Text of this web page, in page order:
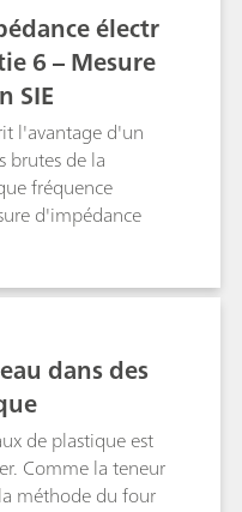
les données.
sont dotés
aux données.
la façon
de NOVA.
électr
6 – Mesure
SIE
l'avantage d'un
brutes de la
fréquence
d'impédance
dans des
de plastique est
Comme la teneur
méthode du four